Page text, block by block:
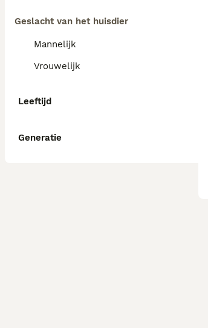
Geslacht van het huisdier
Mannelijk
Vrouwelijk
Leeftijd
Generatie